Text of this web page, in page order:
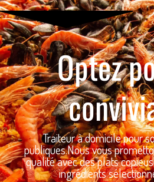
Optez
Traiteur à domicile pour
publiques.Nous vous
qualité avec des plats
ingrédients